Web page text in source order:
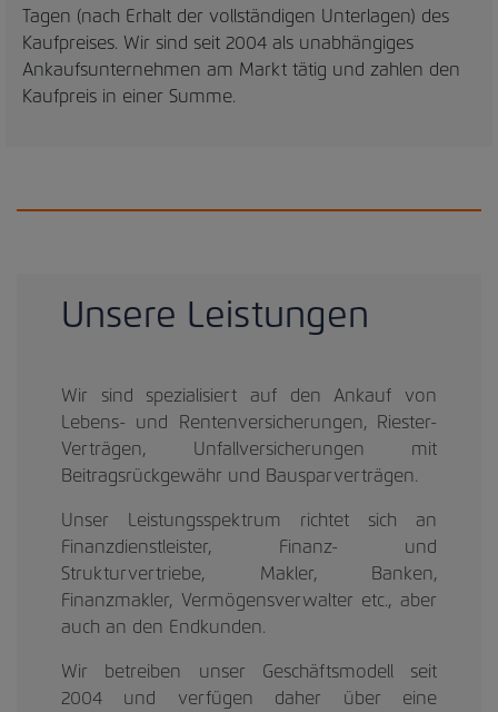
Tagen (nach Erhalt der vollständigen Unterlagen) des
Kaufpreises. Wir sind seit 2004 als unabhängiges
Ankaufsunternehmen am Markt tätig und zahlen den
Kaufpreis in einer Summe.
Unsere Leistungen
Wir sind spezialisiert auf den Ankauf von
Lebens- und Rentenversicherungen, Riester-
Verträgen, Unfallversicherungen mit
Beitragsrückgewähr und Bausparverträgen.
Unser Leistungsspektrum richtet sich an
Finanzdienstleister, Finanz- und
Strukturvertriebe, Makler, Banken,
Finanzmakler, Vermögensverwalter etc., aber
auch an den Endkunden.
Wir betreiben unser Geschäftsmodell seit
2004 und verfügen daher über eine